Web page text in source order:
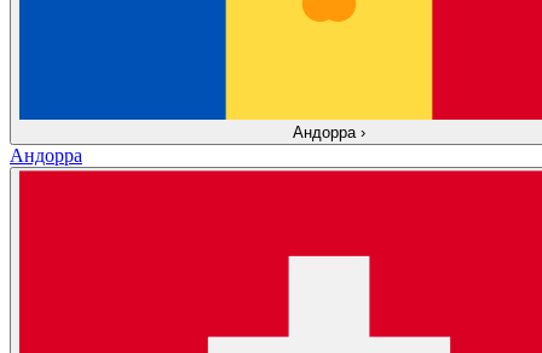
Андорра ›
Андорра